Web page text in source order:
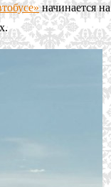
начинается